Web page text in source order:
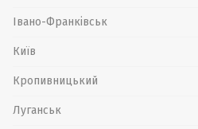
Івано-Франківськ
Київ
Кропивницький
Луганськ